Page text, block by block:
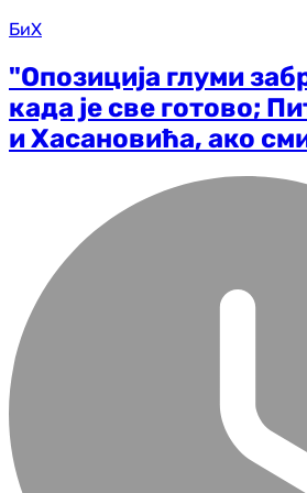
БиХ
"Опозиција глуми
када је све готово;
и Хасановића, ако